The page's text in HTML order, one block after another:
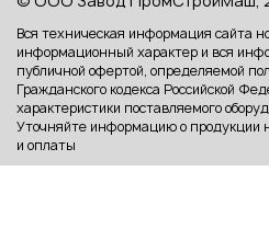
Вся техническая информация сайта
информационный характер и вся
публичной офертой, определяемой
Гражданского кодекса Российской
характеристики поставляемого
Уточняйте информацию о продукции
и оплаты